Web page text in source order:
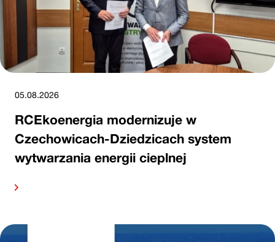
05.08.2026
RCEkoenergia modernizuje w
Czechowicach-Dziedzicach system
wytwarzania energii cieplnej